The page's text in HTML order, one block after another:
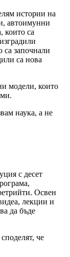
истории на
автоимунни
които са
са започнали
са нова
модели, които
наука, а не
с десет
Освен
лекции и
да бъде
че